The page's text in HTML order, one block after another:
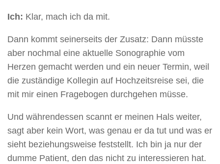
Ich: Klar, mach ich da mit.
Dann kommt seinerseits der Zusatz: Dann müsste
aber nochmal eine aktuelle Sonographie vom
Herzen gemacht werden und ein neuer Termin, weil
die zuständige Kollegin auf Hochzeitsreise sei, die
mit mir einen Fragebogen durchgehen müsse.
Und währendessen scannt er meinen Hals weiter,
sagt aber kein Wort, was genau er da tut und was er
sieht beziehungsweise feststellt. Ich bin ja nur der
dumme Patient, den das nicht zu interessieren hat.